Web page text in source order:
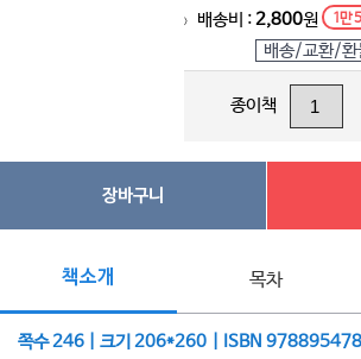
> 배송비 :2,800원 1만
배송/교환/환
종이책
장바구니
책소개 목차
쪽수 246 | 크기 206*260 | ISBN